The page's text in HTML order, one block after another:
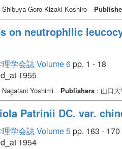
Goro Kizaki Koshiro
on neutrophilic
学会誌 Volume 6pp. 1 - 18
1955
Yoshimi Publishers: 山口大
Patrinii DC. var.
学会誌 Volume 5pp. 163 - 170
1954